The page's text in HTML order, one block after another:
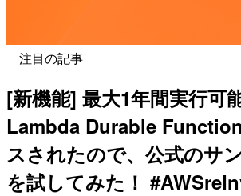
注目の記事
[新機能] 最大1年間実行可
Lambda Durable
スされたので、公式のサ
を試してみた！